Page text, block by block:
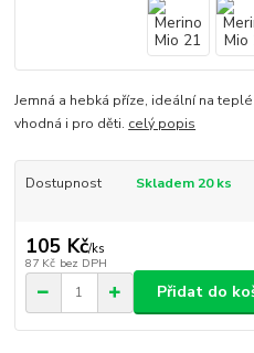
Jemná a hebká příze, ideální na
vhodná i pro děti. celý popis
Dostupnost Skladem 20 ks
105 Kč/ks
87 Kč bez DPH
Přidat do